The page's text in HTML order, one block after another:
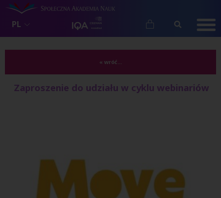
PL
« wróć...
Zaproszenie do udziału w cyklu webinariów